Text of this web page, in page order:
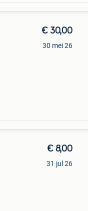
€ 30,00
30 mei 26
€ 8,00
31 jul 26